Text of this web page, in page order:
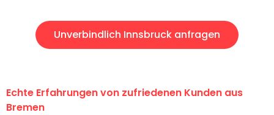
Unverbindlich Innsbruck anfragen
Echte Erfahrungen von zufriedenen Kunden aus
Bremen